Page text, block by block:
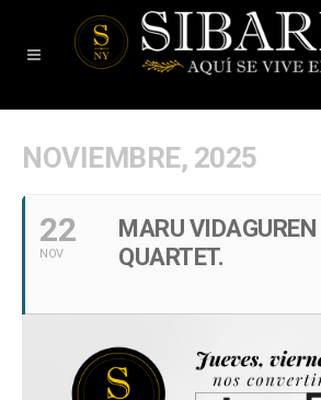
NOVIEMBRE, 2025
22
NOV
MARU
QUARTET.